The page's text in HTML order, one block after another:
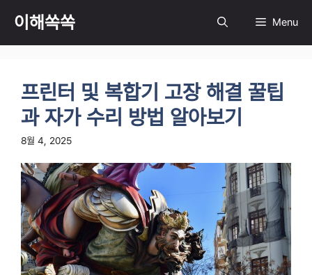
츠
이해쏙쏙 Menu
프린터 및 복합기 고장 해결 꿀팁
과 자가 수리 방법 알아보기
8월 4, 2025